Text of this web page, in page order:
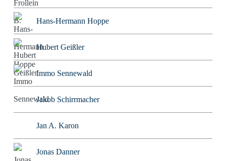
Hans-Hermann Hoppe
Hubert Geißler
Immo Sennewald
Jakob Schirrmacher
Jan A. Karon
Jonas Danner